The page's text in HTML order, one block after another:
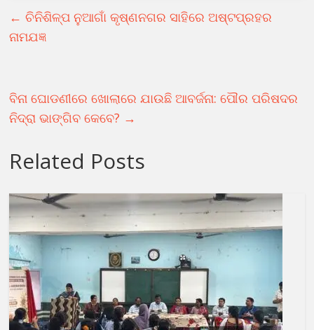
← ଚିନିଶିଳ୍ପ ନୁଆଗାଁ କୃଷ୍ଣନଗର ସାହିରେ ଅଷ୍ଟପ୍ରହର
ନାମଯଜ୍ଞ
ବିନା ଘୋଡଣୀରେ ଖୋଲାରେ ଯାଉଛି ଆବର୍ଜନା: ପୌର ପରିଷଦର
ନିଦ୍ରା ଭାଙ୍ଗିବ କେବେ? →
Related Posts